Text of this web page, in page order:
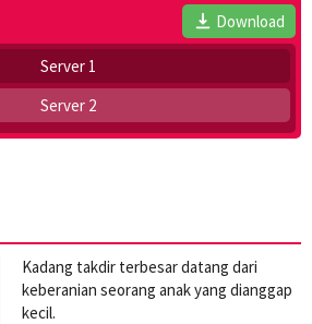
Download
Server 1
Server 2
Kadang takdir terbesar datang dari
keberanian seorang anak yang dianggap
kecil.